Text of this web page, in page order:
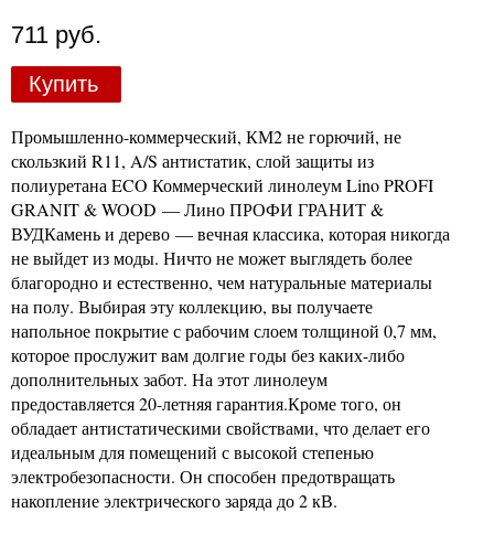
711 руб.
Купить
Промышленно-коммерческий, КМ2 не горючий, не
скользкий R11, A/S антистатик, слой защиты из
полиуретана ECO Коммерческий линолеум Lino PROFI
GRANIT & WOOD — Лино ПРОФИ ГРАНИТ &
ВУДКамень и дерево — вечная классика, которая никогда
не выйдет из моды. Ничто не может выглядеть более
благородно и естественно, чем натуральные материалы
на полу. Выбирая эту коллекцию, вы получаете
напольное покрытие с рабочим слоем толщиной 0,7 мм,
которое прослужит вам долгие годы без каких-либо
дополнительных забот. На этот линолеум
предоставляется 20-летняя гарантия.Кроме того, он
обладает антистатическими свойствами, что делает его
идеальным для помещений с высокой степенью
электробезопасности. Он способен предотвращать
накопление электрического заряда до 2 кВ.